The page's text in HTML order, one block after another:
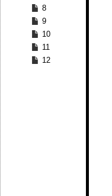
8
9
10
11
12